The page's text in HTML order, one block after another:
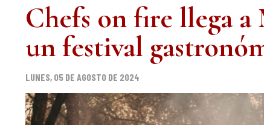
Chefs on fire llega
un festival
LUNES, 05 DE AGOSTO DE 2024